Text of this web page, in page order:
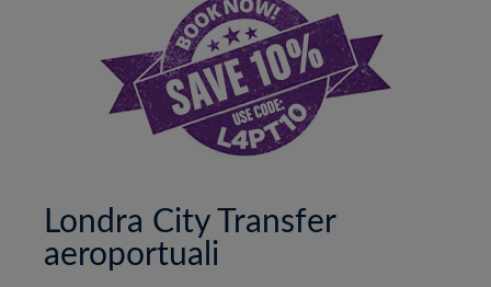
Londra City Transfer
aeroportuali